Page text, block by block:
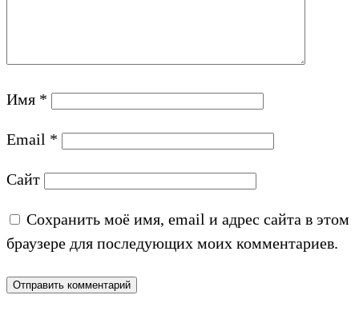
Имя *
Email *
Сайт
Сохранить моё имя, email и адрес сайта в этом
браузере для последующих моих комментариев.